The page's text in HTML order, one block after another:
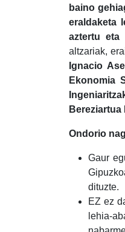
baino
eraldaketa
aztertu eta
altzariak,
Ignacio
Ekonomia
Bereziartua
Ondorio
Gaur
dituzte.
EZ ez
lehia-